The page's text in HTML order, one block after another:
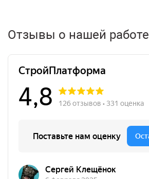
Отзывы о нашей работе